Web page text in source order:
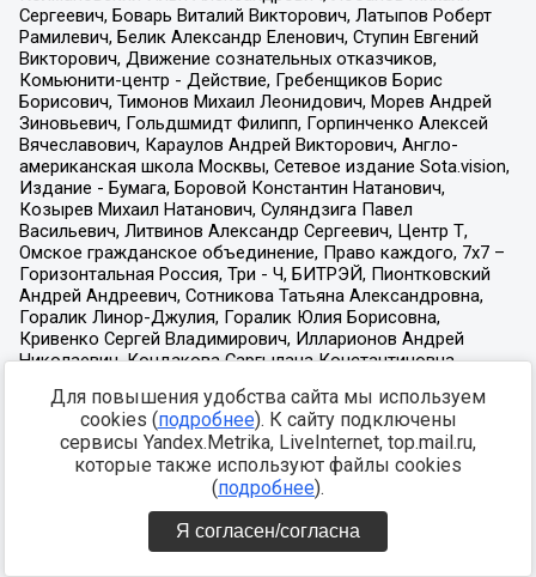
Для повышения удобства сайта мы используем
cookies (подробнее). К сайту подключены
сервисы Yandex.Metrika, LiveInternet, top.mail.ru,
которые также используют файлы cookies
(подробнее).
Я согласен/согласна